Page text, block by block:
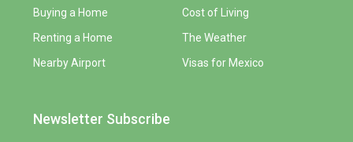
Buying a Home
Renting a Home
Nearby Airport
Cost of Living
The Weather
Visas for Mexico
Newsletter Subscribe